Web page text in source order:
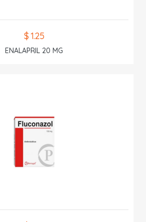
$ 1.25
ENALAPRIL 20 MG